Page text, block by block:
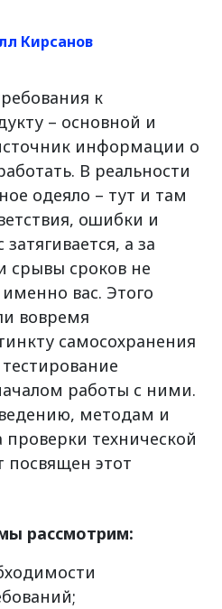
Кирсанов
к
– основной и
информации о
В реальности
одеяло – тут и там
ошибки и
а за
срывы сроков не
вас. Этого
вовремя
самосохранения
работы с ними.
методам и
технической
посвящен этот
рассмотрим: